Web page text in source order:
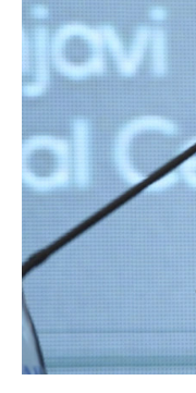
Humanitar
Elm və təhsil
Mədəniyyət
Diaspor
Yüksəliş hekayəsi
Mədəniyyətimizin
Zəfər Diasporu
Səhiyyə
Ailə və uşaq
Turizm
İqtisadiyyat
İqtisadi xəbərlər
Energetika
Neft-qaz
Əmək və sosial
Kənd təsərrüfatı